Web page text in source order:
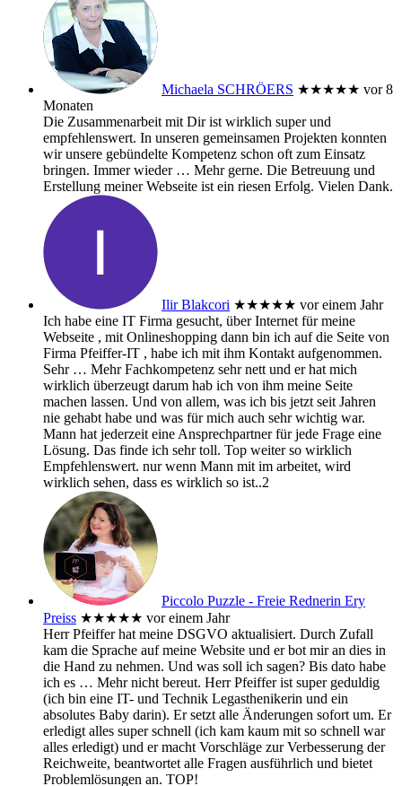
Michaela SCHRÖERS ★★★★★ vor 8
Monaten
Die Zusammenarbeit mit Dir ist wirklich super und
empfehlenswert. In unseren gemeinsamen Projekten konnten
wir unsere gebündelte Kompetenz schon oft zum Einsatz
bringen. Immer wieder … Mehrgerne. Die Betreuung und
Erstellung meiner Webseite ist ein riesen Erfolg. Vielen Dank.
Ilir Blakcori ★★★★★ vor einem Jahr
Ich habe eine IT Firma gesucht, über Internet für meine
Webseite , mit Onlineshopping dann bin ich auf die Seite von
Firma Pfeiffer-IT , habe ich mit ihm Kontakt aufgenommen.
Sehr … MehrFachkompetenz sehr nett und er hat mich
wirklich überzeugt darum hab ich von ihm meine Seite
machen lassen. Und von allem, was ich bis jetzt seit Jahren
nie gehabt habe und was für mich auch sehr wichtig war.
Mann hat jederzeit eine Ansprechpartner für jede Frage eine
Lösung. Das finde ich sehr toll. Top weiter so wirklich
Empfehlenswert. nur wenn Mann mit im arbeitet, wird
wirklich sehen, dass es wirklich so ist..2
Piccolo Puzzle - Freie Rednerin Ery
Preiss ★★★★★ vor einem Jahr
Herr Pfeiffer hat meine DSGVO aktualisiert. Durch Zufall
kam die Sprache auf meine Website und er bot mir an dies in
die Hand zu nehmen. Und was soll ich sagen? Bis dato habe
ich es … Mehrnicht bereut. Herr Pfeiffer ist super geduldig
(ich bin eine IT- und Technik Legasthenikerin und ein
absolutes Baby darin). Er setzt alle Änderungen sofort um. Er
erledigt alles super schnell (ich kam kaum mit so schnell war
alles erledigt) und er macht Vorschläge zur Verbesserung der
Reichweite, beantwortet alle Fragen ausführlich und bietet
Problemlösungen an. TOP!